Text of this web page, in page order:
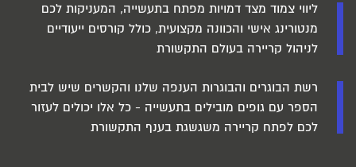
ליווי צמוד מצד דמויות מפתח בתעשייה, המעניקות לכם
מנטורינג אישי והכוונה מקצועית, כולל קורסים ייעודיים
לניהול קריירה בעולם התקשורת
רשת הבוגרים והבוגרות הענפה שלנו והקשרים שיש לבית
הספר עם גופים מובילים בתעשייה - כל אלו יכולים לעזור
לכם לפתח קריירה משגשגת בענף התקשורת